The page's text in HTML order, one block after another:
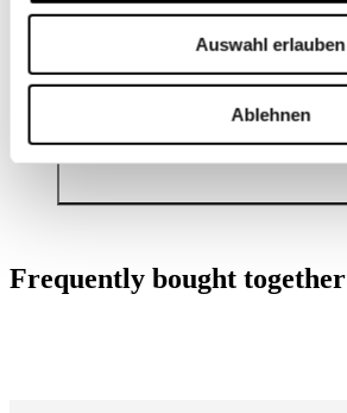
Auswahl erlauben
Ablehnen
Care
Frequently bought together